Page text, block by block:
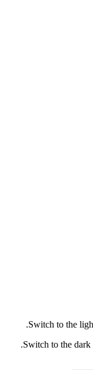
Switch to the
Switch to the dark